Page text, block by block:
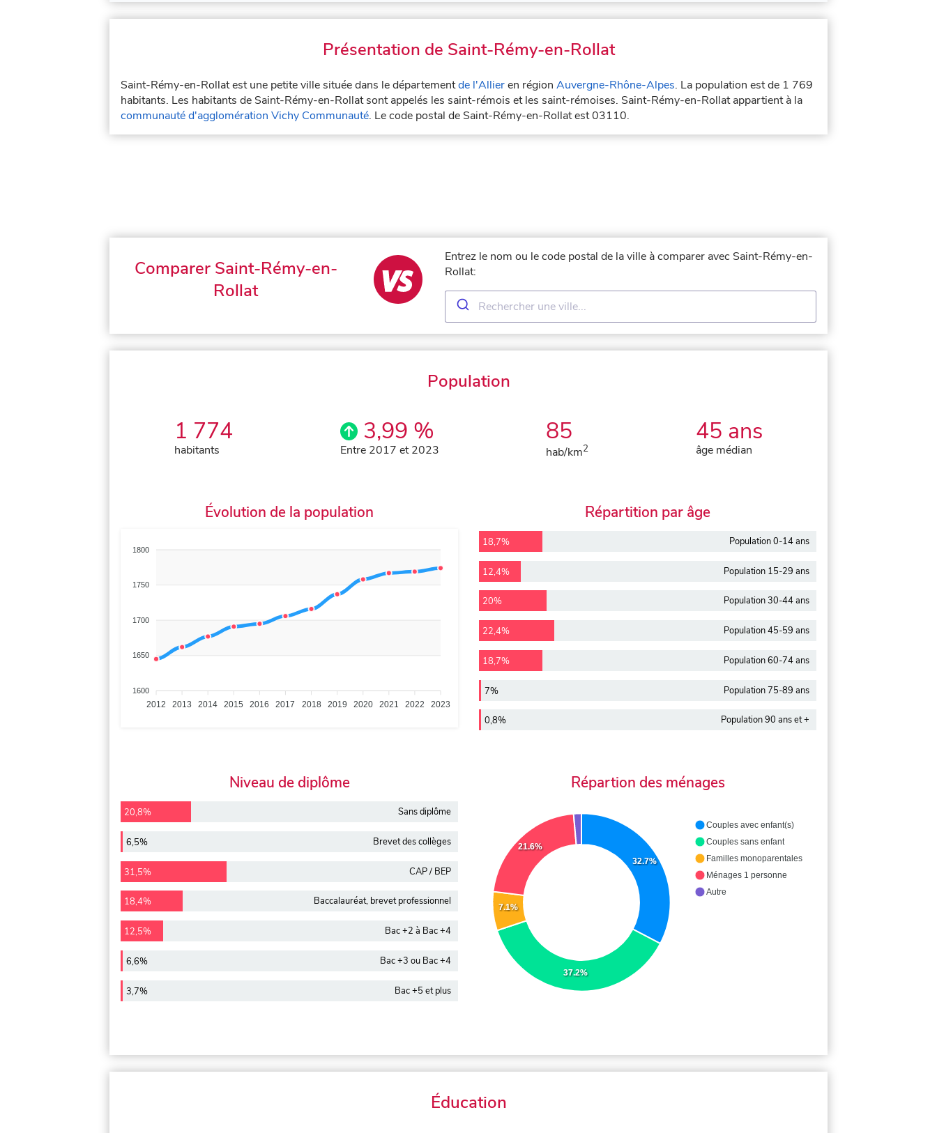
Présentation de Saint-Rémy-en-Rollat
Saint-Rémy-en-Rollat est une petite ville située dans le départementde l'Allieren région Auvergne-Rhône-Alpes. La population est de 1 769
habitants. Les habitants de Saint-Rémy-en-Rollat sont appelés les saint-rémois et les saint-rémoises. Saint-Rémy-en-Rollat appartient à la
communauté d'agglomération Vichy Communauté. Le code postal de Saint-Rémy-en-Rollat est 03110.
Comparer Saint-Rémy-en-
Rollat
Entrez le nom ou le code postal de la ville à comparer avec Saint-Rémy-en-
Rollat:
Population
1 774
habitants
3,99 %
Entre 2017 et 2023
85
hab/km2
45 ans
âge médian
Évolution de la population
1800
1750
1700
1650
1600
2012 2013 2014 2015 2016 2017 2018 2019 2020 2021 2022 2023
Répartition par âge
18,7% Population 0-14 ans
12,4% Population 15-29 ans
20% Population 30-44 ans
22,4% Population 45-59 ans
18,7% Population 60-74 ans
7% Population 75-89 ans
0,8% Population 90 ans et +
Niveau de diplôme
20,8% Sans diplôme
6,5% Brevet des collèges
31,5% CAP / BEP
18,4% Baccalauréat, brevet professionnel
12,5% Bac +2 à Bac +4
6,6% Bac +3 ou Bac +4
3,7% Bac +5 et plus
Répartion des ménages
32.7%
37.2%
7.1%
21.6%
Couples avec enfant(s)
Couples sans enfant
Familles monoparentales
Ménages 1 personne
Autre
Éducation